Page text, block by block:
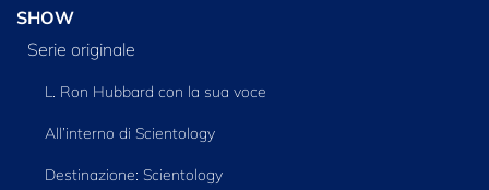
SHOW
Serie originale
L. Ron Hubbard con la sua voce
All’interno di Scientology
Destinazione: Scientology